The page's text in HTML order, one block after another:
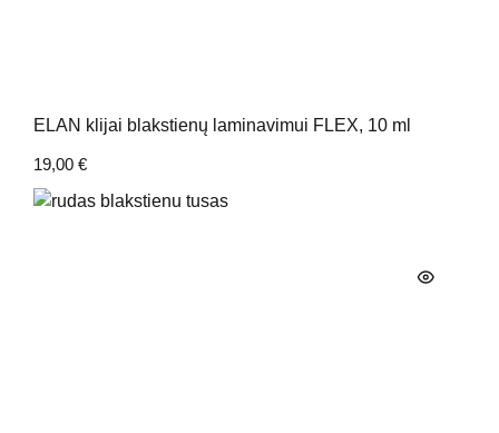
ELAN klijai blakstienų laminavimui FLEX, 10 ml
19,00 €